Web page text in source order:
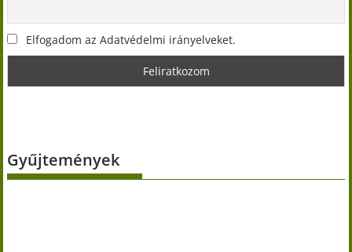
Elfogadom az Adatvédelmi irányelveket.
Gyűjtemények